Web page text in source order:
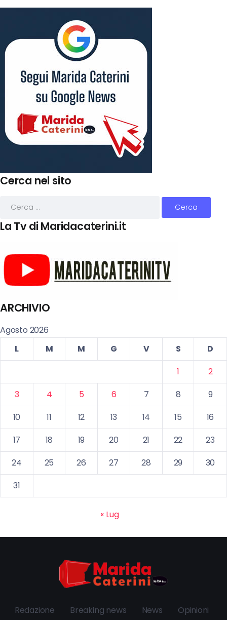
Cerca nel sito
La Tv di Maridacaterini.it
ARCHIVIO
Agosto 2026
L
M M G V S
D
1
2
3
4 5 6 7 8
9
10
11 12 13 14 15
16
17
18 19 20 21 22
23
24
25 26 27 28 29
30
31
« Lug
Redazione Breaking news News Opinioni